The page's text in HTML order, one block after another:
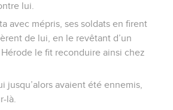
lui.
avec mépris, ses soldats en firent
de lui, en le revêtant d’un
le fit reconduire ainsi chez
jusqu’alors avaient été ennemis,
là.